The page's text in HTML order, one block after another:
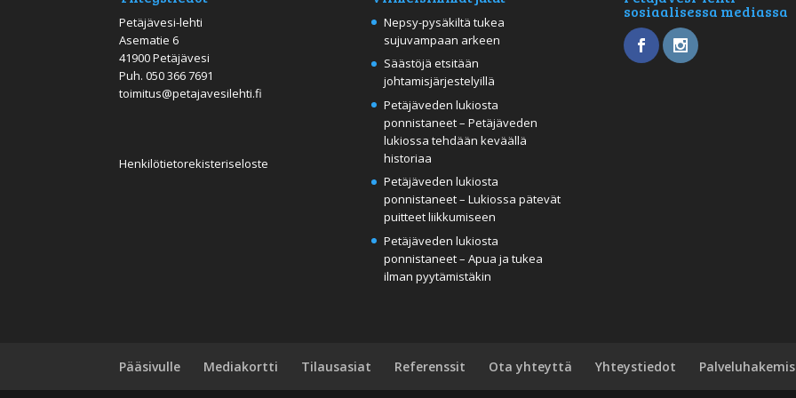
Petäjävesi-lehti
Asematie 6
41900 Petäjävesi
Puh.050 366 7691
toimitus@petajavesilehti.fi
Henkilötietorekisteriseloste
Nepsy-pysäkiltä tukea
sujuvampaan arkeen
Säästöjä etsitään
johtamisjärjestelyillä
Petäjäveden lukiosta
ponnistaneet – Petäjäveden
lukiossa tehdään keväällä
historiaa
Petäjäveden lukiosta
ponnistaneet – Lukiossa pätevät
puitteet liikkumiseen
Petäjäveden lukiosta
ponnistaneet – Apua ja tukea
ilman pyytämistäkin
sosiaalisessa mediassa
Pääsivulle Mediakortti Tilausasiat Referenssit Ota yhteyttä Yhteystiedot